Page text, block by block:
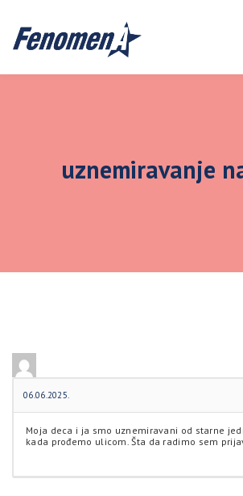
uznemiravanje
06.06.2025.
Moja deca i ja smo uznemiravani od starne
kada prođemo ulicom. Šta da radimo sem